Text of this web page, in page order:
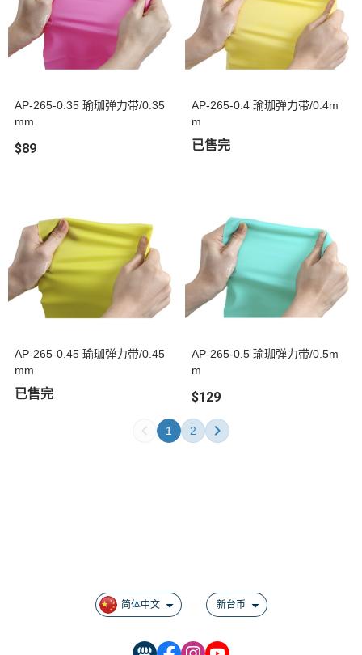
AP-265-0.35 瑜珈弹力带/0.35
mm
$89
AP-265-0.4 瑜珈弹力带/0.4m
m
已售完
AP-265-0.45 瑜珈弹力带/0.45
mm
已售完
AP-265-0.5 瑜珈弹力带/0.5m
m
$129
1 2
简体中文 新台币